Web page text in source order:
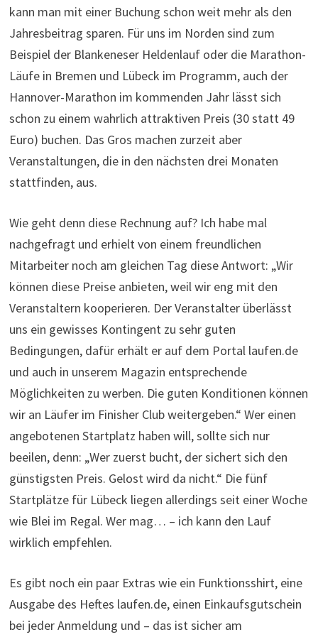
kann man mit einer Buchung schon weit mehr als den
Jahresbeitrag sparen. Für uns im Norden sind zum
Beispiel der Blankeneser Heldenlauf oder die Marathon-
Läufe in Bremen und Lübeck im Programm, auch der
Hannover-Marathon im kommenden Jahr lässt sich
schon zu einem wahrlich attraktiven Preis (30 statt 49
Euro) buchen. Das Gros machen zurzeit aber
Veranstaltungen, die in den nächsten drei Monaten
stattfinden, aus.
Wie geht denn diese Rechnung auf? Ich habe mal
nachgefragt und erhielt von einem freundlichen
Mitarbeiter noch am gleichen Tag diese Antwort: „Wir
können diese Preise anbieten, weil wir eng mit den
Veranstaltern kooperieren. Der Veranstalter überlässt
uns ein gewisses Kontingent zu sehr guten
Bedingungen, dafür erhält er auf dem Portal laufen.de
und auch in unserem Magazin entsprechende
Möglichkeiten zu werben. Die guten Konditionen können
wir an Läufer im Finisher Club weitergeben.“ Wer einen
angebotenen Startplatz haben will, sollte sich nur
beeilen, denn: „Wer zuerst bucht, der sichert sich den
günstigsten Preis. Gelost wird da nicht.“ Die fünf
Startplätze für Lübeck liegen allerdings seit einer Woche
wie Blei im Regal. Wer mag… – ich kann den Lauf
wirklich empfehlen.
Es gibt noch ein paar Extras wie ein Funktionsshirt, eine
Ausgabe des Heftes laufen.de, einen Einkaufsgutschein
bei jeder Anmeldung und – das ist sicher am